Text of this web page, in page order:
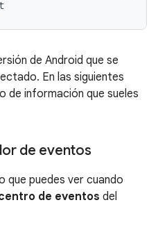
de Android que se
En las siguientes
de información que sueles
de eventos
que puedes ver cuando
de eventos del